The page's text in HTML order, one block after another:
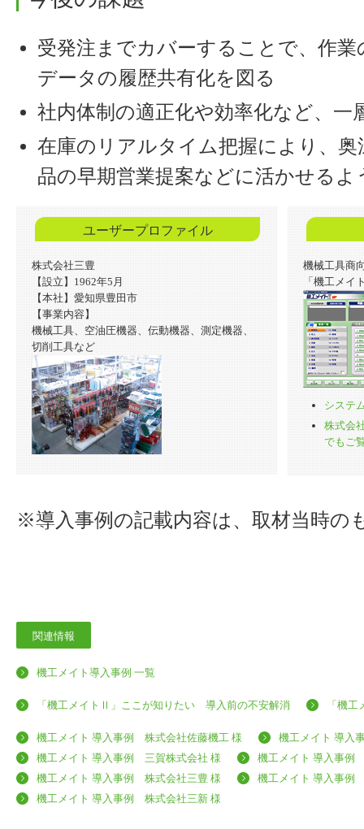
受発注までカバーすることで、作
データの履歴共有化を図る
社内体制の適正化や効率化など、一
在庫のリアルタイム把握により、
品の早期営業提案などに活かせるよ
ユーザープロファイル
株式会社三豊
【設立】1962年5月
【本社】愛知県豊田市
【事業内容】
機械工具、空油圧機器、伝動機器、測定機器、
切削工具など
機械工具商
「機工メ
システ
株式会
でもご
※導入事例の記載内容は、取材当時の
関連情報
機工メイト導入事例 一覧
「機工メイトⅡ」ここが知りたい 導入前の不安解消 「機
機工メイト 導入事例 株式会社佐藤機工 様
機工メイト 導入
機工メイト 導入事例 三賀株式会社 様
機工メイト 導入事例
機工メイト 導入事例 株式会社三豊 様
機工メイト 導入事例
機工メイト 導入事例 株式会社三新 様